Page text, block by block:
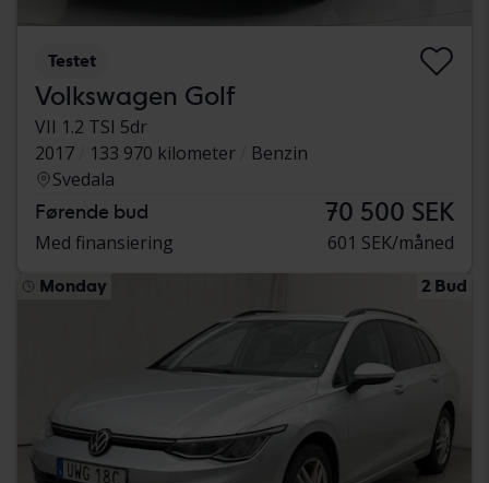
Testet
Volkswagen Golf
VII 1.2 TSI 5dr
2017
133 970 kilometer
Benzin
Svedala
Førende bud 70 500 SEK
Med finansiering 601 SEK/måned
Monday 2 Bud